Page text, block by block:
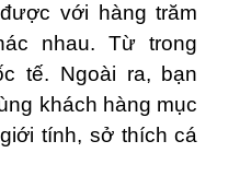
với hàng trăm
nhau. Từ trong
tế. Ngoài ra, bạn
khách hàng mục
tính, sở thích cá